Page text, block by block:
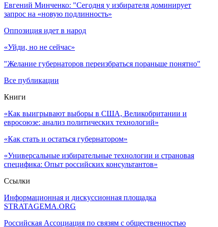
Евгений Минченко: "Сегодня у избирателя доминирует
запрос на «новую подлинность»
Оппозиция идет в народ
«Уйди, но не сейчас»
"Желание губернаторов переизбраться пораньше понятно"
Все публикации
Книги
«Как выигрывают выборы в США, Великобритании и
евросоюзе: анализ политических технологий»
«Как стать и остаться губернатором»
«Универсальные избирательные технологии и страновая
специфика: Опыт российских консультантов»
Ссылки
Информационная и дискуссионная площадка
STRATAGEMA.ORG
Российская Ассоциация по связям с общественностью